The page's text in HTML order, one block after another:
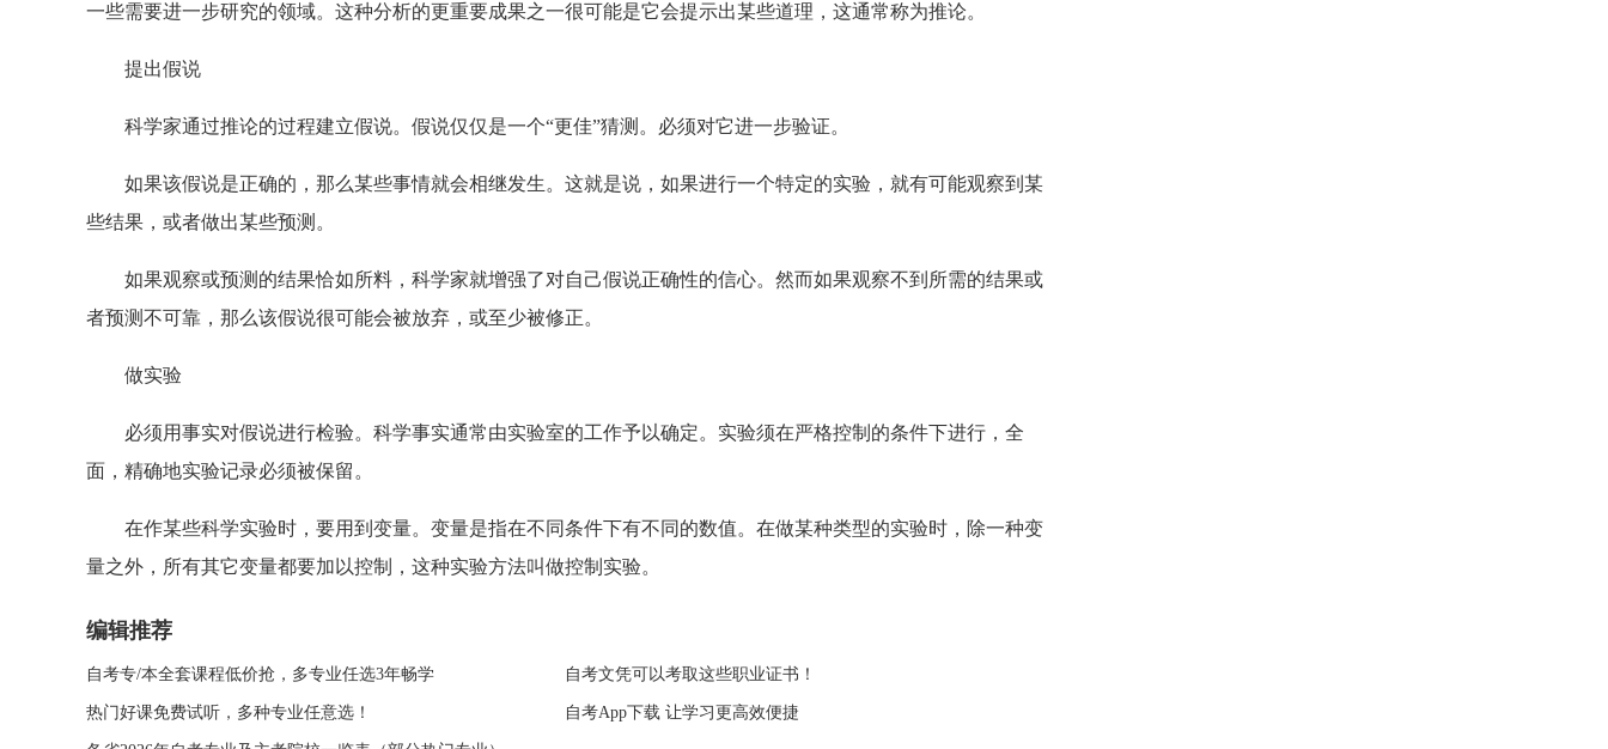
一些需要进一步研究的领域。这种分析的更重要成果之一很可能是它会提示出某些道理，这通常称为推论。
提出假说
科学家通过推论的过程建立假说。假说仅仅是一个“更佳”猜测。必须对它进一步验证。
如果该假说是正确的，那么某些事情就会相继发生。这就是说，如果进行一个特定的实验，就有可能观察到某
些结果，或者做出某些预测。
如果观察或预测的结果恰如所料，科学家就增强了对自己假说正确性的信心。然而如果观察不到所需的结果或
者预测不可靠，那么该假说很可能会被放弃，或至少被修正。
做实验
必须用事实对假说进行检验。科学事实通常由实验室的工作予以确定。实验须在严格控制的条件下进行，全
面，精确地实验记录必须被保留。
在作某些科学实验时，要用到变量。变量是指在不同条件下有不同的数值。在做某种类型的实验时，除一种变
量之外，所有其它变量都要加以控制，这种实验方法叫做控制实验。
编辑推荐
自考专/本全套课程低价抢，多专业任选3年畅学 自考文凭可以考取这些职业证书！
热门好课免费试听，多种专业任意选！ 自考App下载 让学习更高效便捷